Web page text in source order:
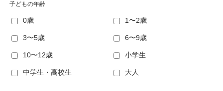
子どもの年齢
0歳 1〜2歳
3〜5歳 6〜9歳
10〜12歳 小学生
中学生・高校生 大人